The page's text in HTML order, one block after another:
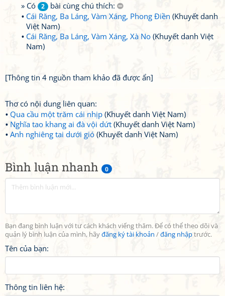
Bình luận nhanh 0
Bạn đang bình luận với tư cách khách viếng thăm. Để có thể theo dõi và
quản lý bình luận của mình, hãyđăng ký tài khoản /đăng nhậptrước.
Tên của bạn:
Thông tin liên hệ:
» Có
2
bài cùng chú thích:
Cái Răng, Ba Láng, Vàm Xáng, Phong Điền (Khuyết danh
Việt Nam)
Cái Răng, Ba Láng, Vàm Xáng, Xà No (Khuyết danh Việt
Nam)
[Thông tin 4 nguồn tham khảo đã được ẩn]
Thơ có nội dung liên quan:
Qua cầu một trăm cái nhịp (Khuyết danh Việt Nam)
Nghĩa tao khang ai đà vội dứt (Khuyết danh Việt Nam)
Anh nghiêng tai dưới gió (Khuyết danh Việt Nam)